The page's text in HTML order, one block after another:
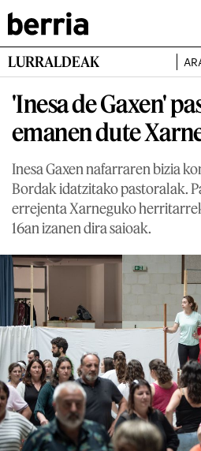
LURRALDEAK
'Inesa de Gaxen'
emanen dute
Inesa Gaxen nafarraren bizia
Bordak idatzitako pastoralak.
errejenta Xarneguko
16an izanen dira saioak.